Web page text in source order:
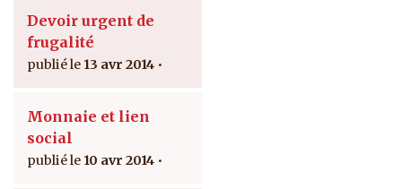
Devoir urgent de
frugalité
13 avr 2014
Monnaie et lien
social
10 avr 2014